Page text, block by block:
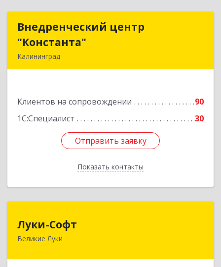
Внедренческий центр
"Константа"
Калининград
Клиентов на сопровождении
90
1С:Специалист
30
Отправить заявку
Показать контакты
Внедренческий центр
Подробнее
Отправить заявку
Назад
Луки-Софт
Великие Луки182113, Псковская обл, Великие Луки г,